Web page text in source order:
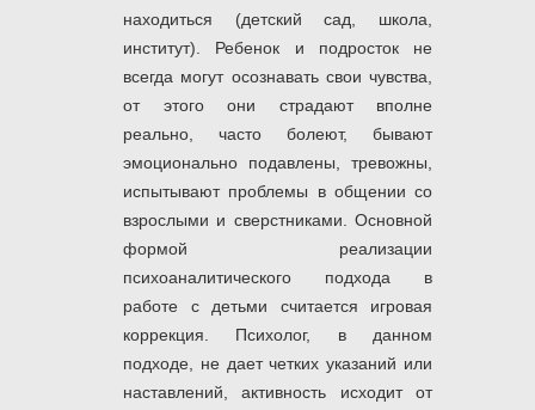
находиться (детский сад, школа,
институт). Ребенок и подросток не
всегда могут осознавать свои чувства,
от этого они страдают вполне
реально, часто болеют, бывают
эмоционально подавлены, тревожны,
испытывают проблемы в общении со
взрослыми и сверстниками. Основной
формой реализации
психоаналитического подхода в
работе с детьми считается игровая
коррекция. Психолог, в данном
подходе, не дает четких указаний или
наставлений, активность исходит от